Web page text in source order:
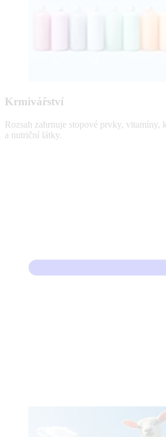
Krmivářství
Rozsah zahrnuje stopové prvky, vitamíny,
a nutriční látky.